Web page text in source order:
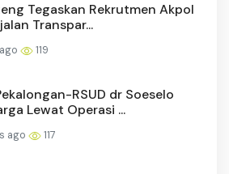
Tegaskan Rekrutmen Akpol
Transpar...
119
RSUD dr Soeselo
Lewat Operasi ...
ago 117